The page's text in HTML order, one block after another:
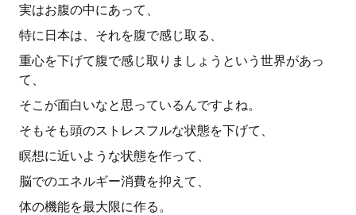
実はお腹の中にあって、
特に日本は、それを腹で感じ取る、
重心を下げて腹で感じ取りましょうという世界があっ
て、
そこが面白いなと思っているんですよね。
そもそも頭のストレスフルな状態を下げて、
瞑想に近いような状態を作って、
脳でのエネルギー消費を抑えて、
体の機能を最大限に作る。